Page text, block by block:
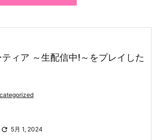
ィア ～生配信中!～をプレイした
 5月 1, 2024